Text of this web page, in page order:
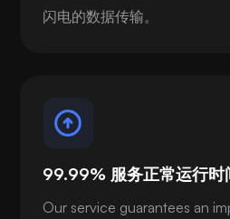
闪电的数据传输。
99.99% 服务正常运行时
Our service guarantees an